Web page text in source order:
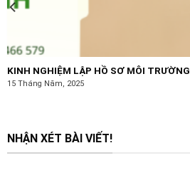
KINH NGHIỆM LẬP HỒ SƠ MÔI TRƯỜNG
15 Tháng Năm, 2025
NHẬN XÉT BÀI VIẾT!